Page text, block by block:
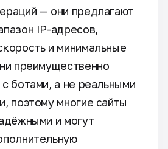
— они предлагают
IP-адресов,
и минимальные
преимущественно
ботами, а не реальными
поэтому многие сайты
и могут